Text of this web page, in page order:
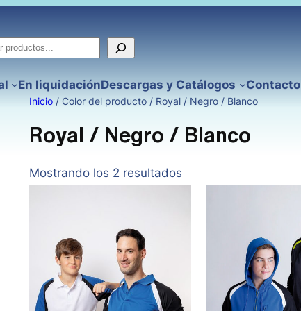
En liquidaciónDescargas y Catálogos Contacto
Inicio/ Color del producto / Royal / Negro / Blanco
Royal / Negro / Blanco
Mostrando los 2 resultados